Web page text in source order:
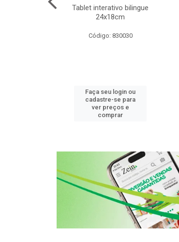
Tablet interativo bilingue
24x18cm
Código: 830030
Faça seu login ou
cadastre-se para
ver preços e
comprar